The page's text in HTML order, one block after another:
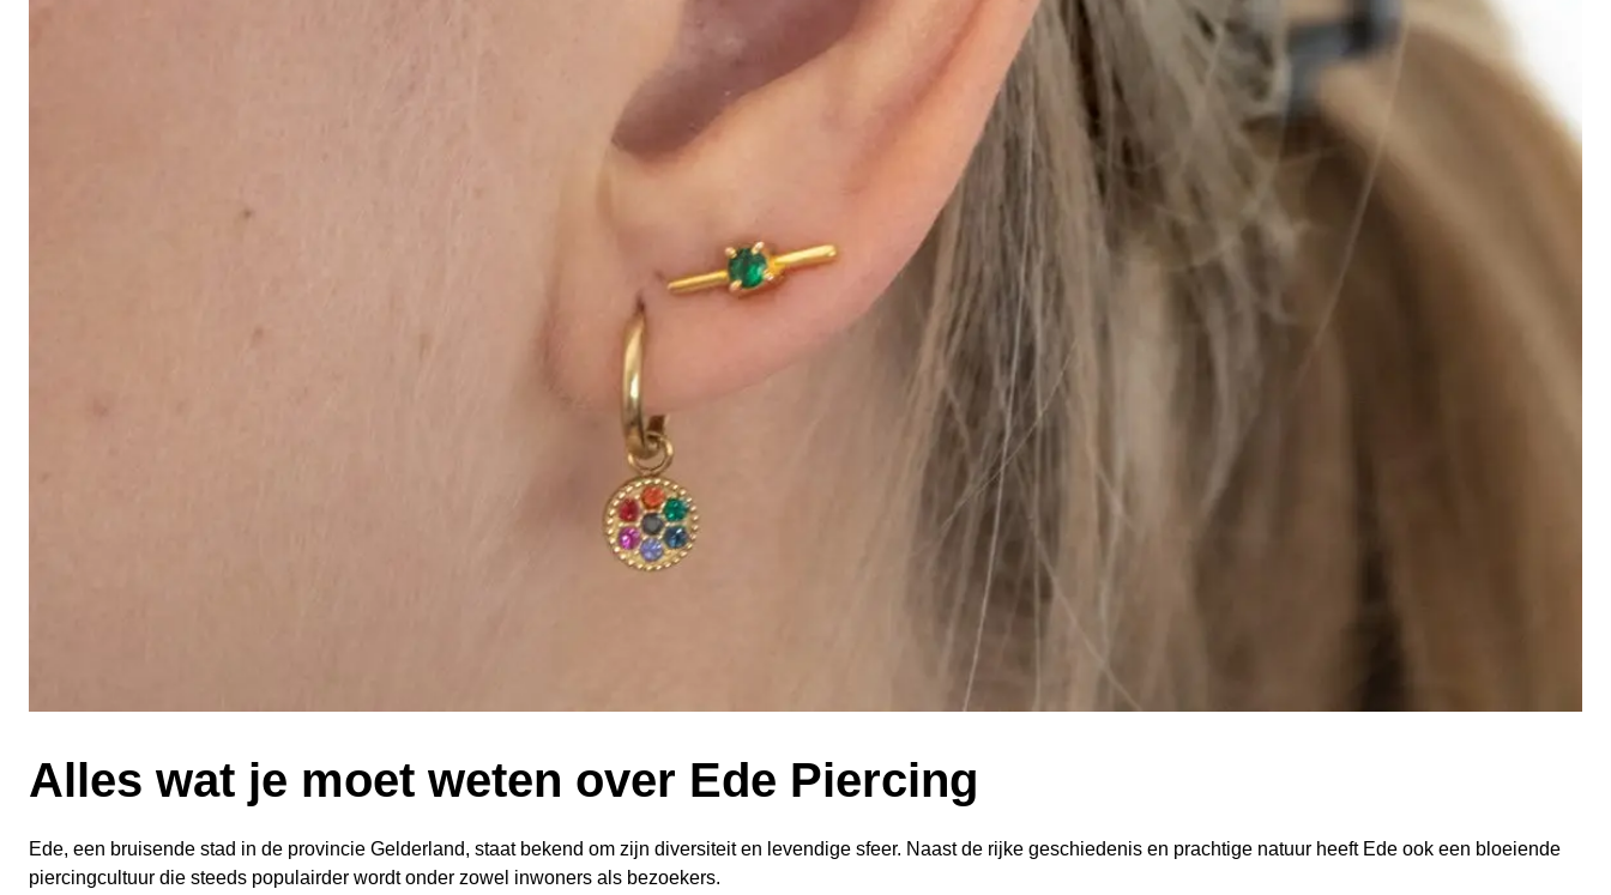
Alles wat je moet weten over Ede Piercing
Ede, een bruisende stad in de provincie Gelderland, staat bekend om zijn diversiteit en levendige sfeer. Naast de rijke geschiedenis en prachtige natuur heeft Ede ook een bloeiende
piercingcultuur die steeds populairder wordt onder zowel inwoners als bezoekers.